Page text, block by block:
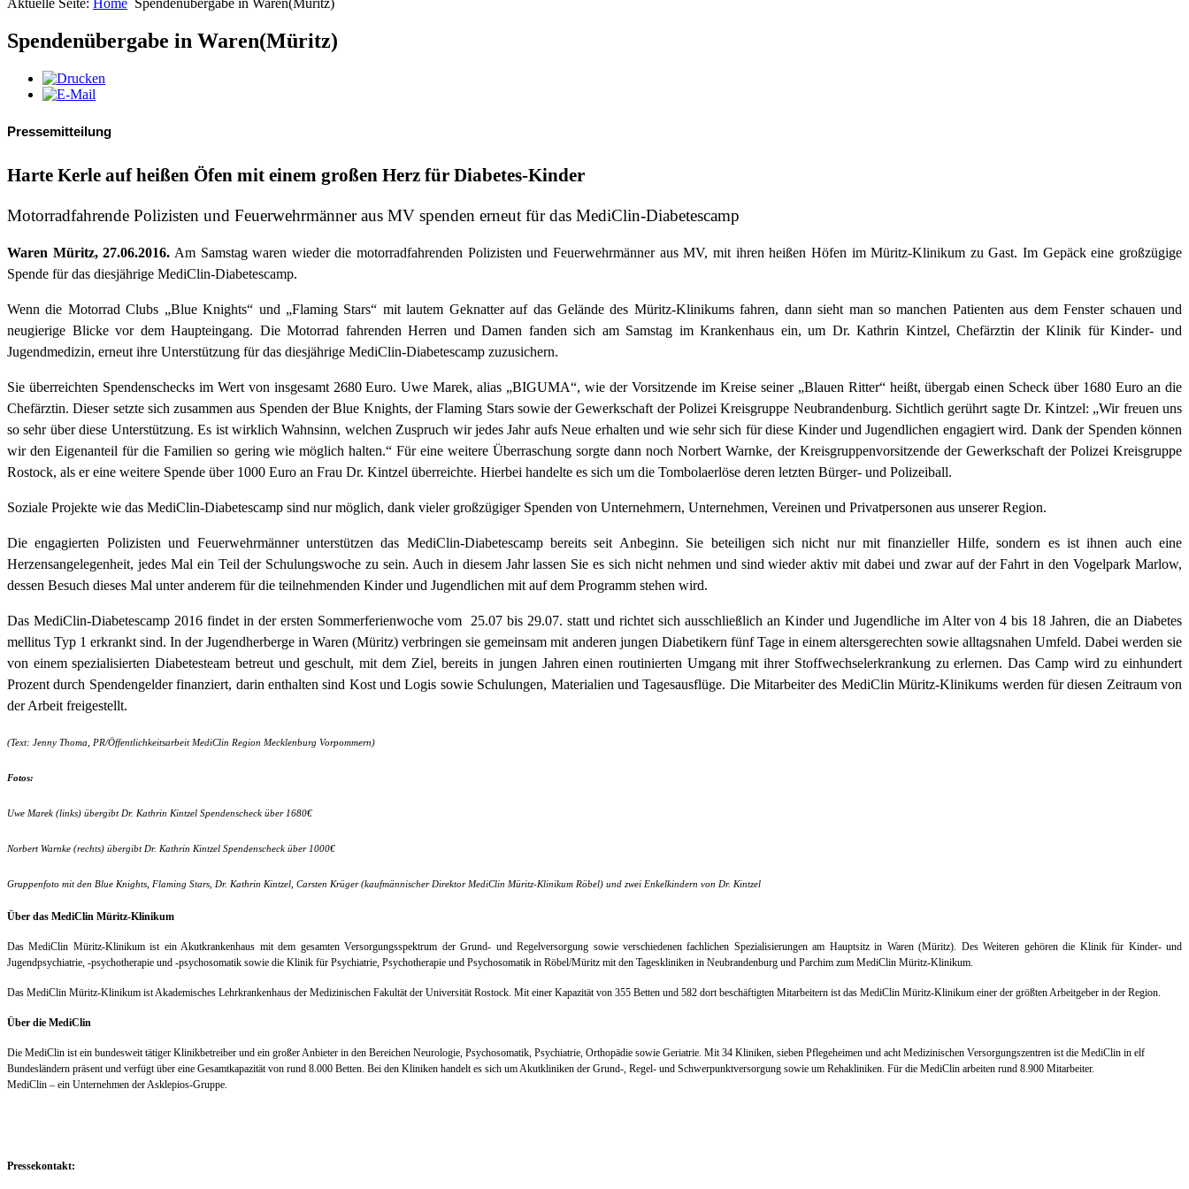
Spendenübergabe in Waren(Müritz)
Pressemitteilung
Harte Kerle auf heißen Öfen mit einem großen Herz für Diabetes-Kinder
Motorradfahrende Polizisten und Feuerwehrmänner aus MV spenden erneut für das MediClin-Diabetescamp
Waren Müritz, 27.06.2016. Am Samstag waren wieder die motorradfahrenden Polizisten und Feuerwehrmänner aus MV, mit ihren heißen Höfen im Müritz-Klinikum zu Gast. Im Gepäck eine großzügige
Spende für das diesjährige MediClin-Diabetescamp.
Wenn die Motorrad Clubs „Blue Knights“ und „Flaming Stars“ mit lautem Geknatter auf das Gelände des Müritz-Klinikums fahren, dann sieht man so manchen Patienten aus dem Fenster schauen und
neugierige Blicke vor dem Haupteingang. Die Motorrad fahrenden Herren und Damen fanden sich am Samstag im Krankenhaus ein, um Dr. Kathrin Kintzel, Chefärztin der Klinik für Kinder- und
Jugendmedizin, erneut ihre Unterstützung für das diesjährige MediClin-Diabetescamp zuzusichern.
Sie überreichten Spendenschecks im Wert von insgesamt 2680 Euro. Uwe Marek, alias „BIGUMA“, wie der Vorsitzende im Kreise seiner „Blauen Ritter“ heißt, übergab einen Scheck über 1680 Euro an die
Chefärztin. Dieser setzte sich zusammen aus Spenden der Blue Knights, der Flaming Stars sowie der Gewerkschaft der Polizei Kreisgruppe Neubrandenburg. Sichtlich gerührt sagte Dr. Kintzel: „Wir freuen uns
so sehr über diese Unterstützung. Es ist wirklich Wahnsinn, welchen Zuspruch wir jedes Jahr aufs Neue erhalten und wie sehr sich für diese Kinder und Jugendlichen engagiert wird. Dank der Spenden können
wir den Eigenanteil für die Familien so gering wie möglich halten.“ Für eine weitere Überraschung sorgte dann noch Norbert Warnke, der Kreisgruppenvorsitzende der Gewerkschaft der Polizei Kreisgruppe
Rostock, als er eine weitere Spende über 1000 Euro an Frau Dr. Kintzel überreichte. Hierbei handelte es sich um die Tombolaerlöse deren letzten Bürger- und Polizeiball.
Soziale Projekte wie das MediClin-Diabetescamp sind nur möglich, dank vieler großzügiger Spenden von Unternehmern, Unternehmen, Vereinen und Privatpersonen aus unserer Region.
Die engagierten Polizisten und Feuerwehrmänner unterstützen das MediClin-Diabetescamp bereits seit Anbeginn. Sie beteiligen sich nicht nur mit finanzieller Hilfe, sondern es ist ihnen auch eine
Herzensangelegenheit, jedes Mal ein Teil der Schulungswoche zu sein. Auch in diesem Jahr lassen Sie es sich nicht nehmen und sind wieder aktiv mit dabei und zwar auf der Fahrt in den Vogelpark Marlow,
dessen Besuch dieses Mal unter anderem für die teilnehmenden Kinder und Jugendlichen mit auf dem Programm stehen wird.
Das MediClin-Diabetescamp 2016 findet in der ersten Sommerferienwoche vom 25.07 bis 29.07. statt und richtet sich ausschließlich an Kinder und Jugendliche im Alter von 4 bis 18 Jahren, die an Diabetes
mellitus Typ 1 erkrankt sind. In der Jugendherberge in Waren (Müritz) verbringen sie gemeinsam mit anderen jungen Diabetikern fünf Tage in einem altersgerechten sowie alltagsnahen Umfeld. Dabei werden sie
von einem spezialisierten Diabetesteam betreut und geschult, mit dem Ziel, bereits in jungen Jahren einen routinierten Umgang mit ihrer Stoffwechselerkrankung zu erlernen. Das Camp wird zu einhundert
Prozent durch Spendengelder finanziert, darin enthalten sind Kost und Logis sowie Schulungen, Materialien und Tagesausflüge. Die Mitarbeiter des MediClin Müritz-Klinikums werden für diesen Zeitraum von
der Arbeit freigestellt.
(Text: Jenny Thoma, PR/Öffentlichkeitsarbeit MediClin Region Mecklenburg Vorpommern)
Fotos:
Uwe Marek (links) übergibt Dr. Kathrin Kintzel Spendenscheck über 1680€
Norbert Warnke (rechts) übergibt Dr. Kathrin Kintzel Spendenscheck über 1000€
Gruppenfoto mit den Blue Knights, Flaming Stars, Dr. Kathrin Kintzel, Carsten Krüger (kaufmännischer Direktor MediClin Müritz-Klinikum Röbel) und zwei Enkelkindern von Dr. Kintzel
Über das MediClin Müritz-Klinikum
Das MediClin Müritz-Klinikum ist ein Akutkrankenhaus mit dem gesamten Versorgungsspektrum der Grund- und Regelversorgung sowie verschiedenen fachlichen Spezialisierungen am Hauptsitz in Waren (Müritz). Des Weiteren gehören die Klinik für Kinder- und
Jugendpsychiatrie, -psychotherapie und -psychosomatik sowie die Klinik für Psychiatrie, Psychotherapie und Psychosomatik in Röbel/Müritz mit den Tageskliniken in Neubrandenburg und Parchim zum MediClin Müritz-Klinikum.
Das MediClin Müritz-Klinikum ist Akademisches Lehrkrankenhaus der Medizinischen Fakultät der Universität Rostock. Mit einer Kapazität von 355 Betten und 582 dort beschäftigten Mitarbeitern ist das MediClin Müritz-Klinikum einer der größten Arbeitgeber in der Region.
Über die MediClin
Die MediClin ist ein bundesweit tätiger Klinikbetreiber und ein großer Anbieter in den Bereichen Neurologie, Psychosomatik, Psychiatrie, Orthopädie sowie Geriatrie. Mit 34 Kliniken, sieben Pflegeheimen und acht Medizinischen Versorgungszentren ist die MediClin in elf
Bundesländern präsent und verfügt über eine Gesamtkapazität von rund 8.000 Betten. Bei den Kliniken handelt es sich um Akutkliniken der Grund-, Regel- und Schwerpunktversorgung sowie um Rehakliniken. Für die MediClin arbeiten rund 8.900 Mitarbeiter.
MediClin – ein Unternehmen der Asklepios-Gruppe.
Pressekontakt: